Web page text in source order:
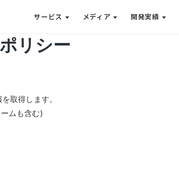
サービス メディア 開発実績
リシー
取得します。
ムも含む)